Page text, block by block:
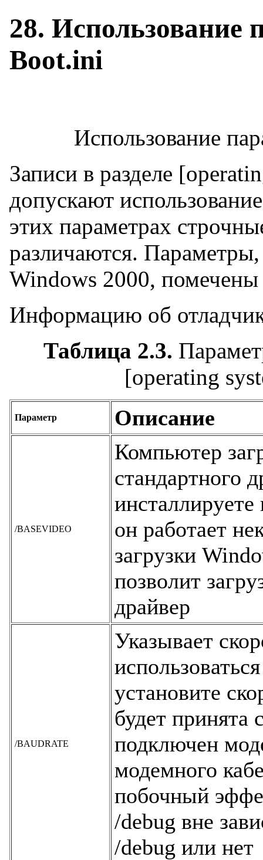
28. Использование
Boot.ini
Использование
Записи в разделе
допускают
этих параметрах
различаются.
Windows 2000,
Информацию об
Таблица 2.3.
[operating
Параметр Описание
/BASEVIDEO
Компьютер
стандартного
он работает
загрузки
позволит
драйвер
/BAUDRATE
Указывает
установите
будет принята
подключен
модемного
побочный
/debug вне
/debug или нет